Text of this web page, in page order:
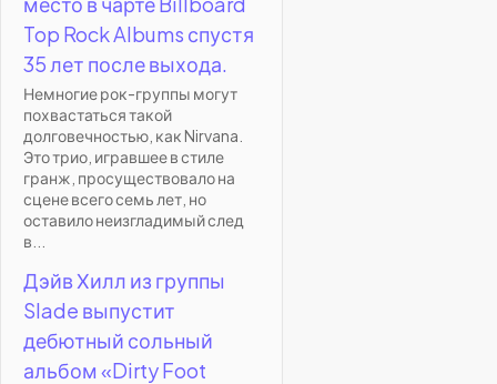
Top Rock Albums спустя
35 лет после выхода.
Немногие рок-группы могут
похвастаться такой
долговечностью, как Nirvana.
Это трио, игравшее в стиле
гранж, просуществовало на
сцене всего семь лет, но
оставило неизгладимый след
в...
Дэйв Хилл из группы
Slade выпустит
дебютный сольный
альбом «Dirty Foot